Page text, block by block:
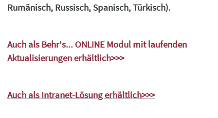
Rumänisch, Russisch, Spanisch, Türkisch).
Auch als Behr's... ONLINE Modul mit laufenden
Aktualisierungen erhältlich>>>
Auch als Intranet-Lösung erhältlich>>>